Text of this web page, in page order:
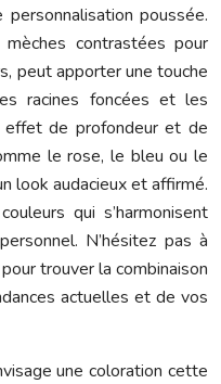
personnalisation poussée.
contrastées pour
peut apporter une touche
racines foncées et les
effet de profondeur et de
le rose, le bleu ou le
look audacieux et affirmé.
qui s’harmonisent
N’hésitez pas à
trouver la combinaison
actuelles et de vos
une coloration cette